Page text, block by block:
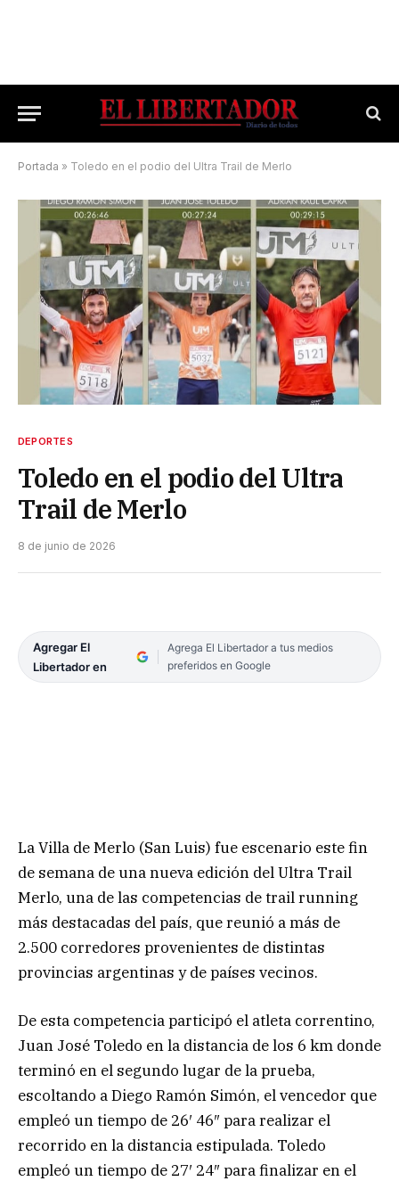
Portada » Toledo en el podio del Ultra Trail de Merlo
DEPORTES
Toledo en el podio del Ultra
Trail de Merlo
8 de junio de 2026
Agregar El
Libertador en
Agrega El Libertador a tus medios
preferidos en Google
La Villa de Merlo (San Luis) fue escenario este fin
de semana de una nueva edición del Ultra Trail
Merlo, una de las competencias de trail running
más destacadas del país, que reunió a más de
2.500 corredores provenientes de distintas
provincias argentinas y de países vecinos.
De esta competencia participó el atleta correntino,
Juan José Toledo en la distancia de los 6 km donde
terminó en el segundo lugar de la prueba,
escoltando a Diego Ramón Simón, el vencedor que
empleó un tiempo de 26′ 46″ para realizar el
recorrido en la distancia estipulada. Toledo
empleó un tiempo de 27′ 24″ para finalizar en el